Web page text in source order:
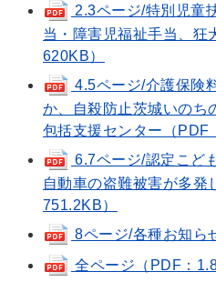
2.3ページ/特別児童
当・障害児福祉手当、狂
620KB）
4.5ページ/介護保険
か、自殺防止茨城いのち
包括支援センター（PDF
6.7ページ/認定こど
自動車の盗難被害が多発
751.2KB）
8ページ/各種お知ら
全ページ（PDF：